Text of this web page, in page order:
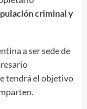
criminal y
a ser sede de
tendrá el objetivo